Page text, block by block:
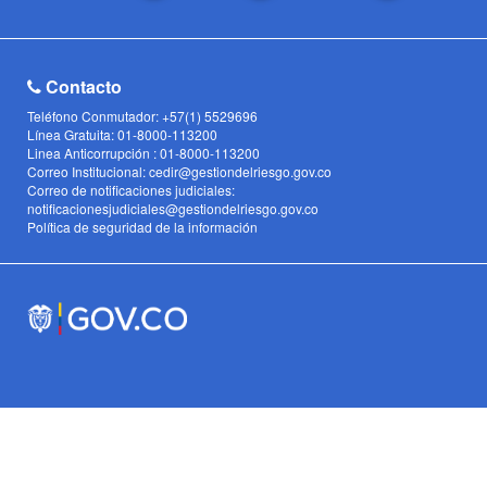
Contacto
Teléfono Conmutador: +57(1) 5529696
Línea Gratuita: 01-8000-113200
Linea Anticorrupción : 01-8000-113200
Correo Institucional: cedir@gestiondelriesgo.gov.co
Correo de notificaciones judiciales:
notificacionesjudiciales@gestiondelriesgo.gov.co
Política de seguridad de la información